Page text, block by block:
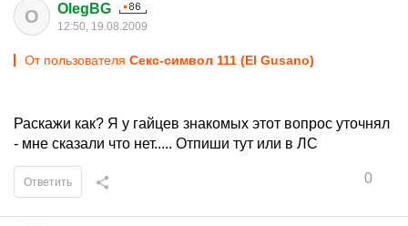
O OlegBG
12:50, 19.08.2009
От пользователя Секс-символ 111 (El Gusano)
Раскажи как? Я у гайцев знакомых этот вопрос уточнял
- мне сказали что нет..... Отпиши тут или в ЛС
0
Ответить